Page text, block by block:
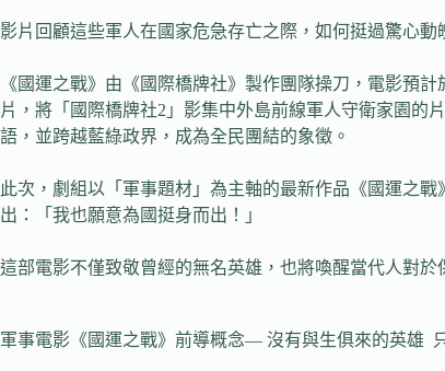
影片回顧這些軍人在國家危急存亡之際，如何挺過驚心
《國運之戰》由《國際橋牌社》製作團隊操刀，電影預
片，將「國際橋牌社2」影集中外島前線軍人守衛家園的
語，並跨越藍綠政界，成為全民團結的象徵。
此次，劇組以「軍事題材」為主軸的最新作品《國運之
出：「我也願意為國挺身而出！」
這部電影不僅致敬曾經的無名英雄，也將喚醒當代人對
軍事電影《國運之戰》前導概念— 沒有與生俱來的英雄